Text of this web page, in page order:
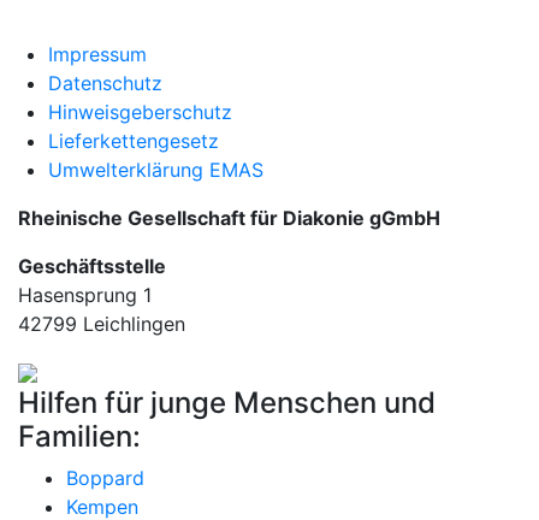
Impressum
Datenschutz
Hinweisgeberschutz
Lieferkettengesetz
Umwelterklärung EMAS
Rheinische Gesellschaft für Diakonie gGmbH
Geschäftsstelle
Hasensprung 1
42799 Leichlingen
Hilfen für junge Menschen und
Familien:
Boppard
Kempen